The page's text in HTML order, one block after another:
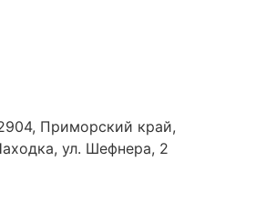
Приморский край,
ул. Шефнера, 2